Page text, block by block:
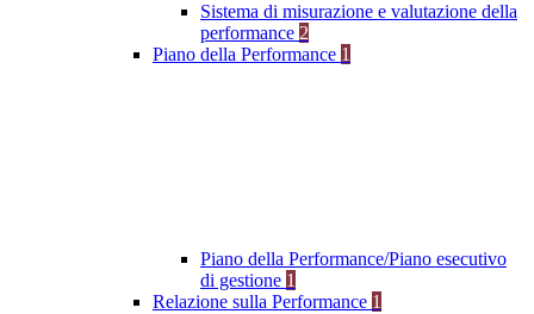
Sistema di misurazione e valutazione della
performance 2
Piano della Performance 1
Piano della Performance/Piano esecutivo
di gestione 1
Relazione sulla Performance 1